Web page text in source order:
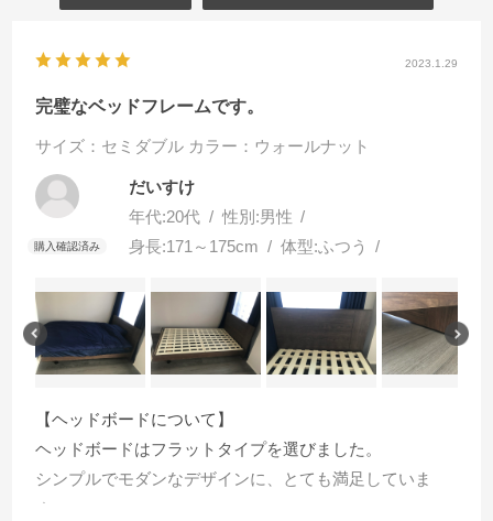
2023.1.29
完璧なベッドフレームです。
サイズ：セミダブル カラー：ウォールナット
だいすけ
年代:20代 性別:男性
身長:171～175cm 体型:ふつう
【ヘッドボードについて】
ヘッドボードはフラットタイプを選びました。
シンプルでモダンなデザインに、とても満足していま
す。